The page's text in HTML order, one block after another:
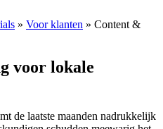
» Voor klanten » Content &
voor lokale
de laatste maanden nadrukkelijk